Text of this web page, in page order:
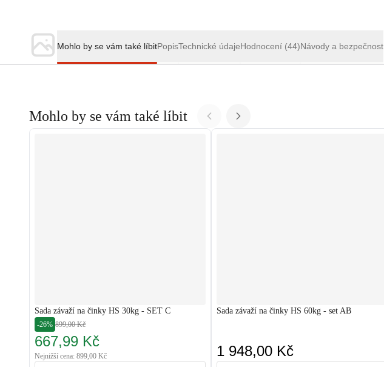
Mohlo by se vám také líbitPopisTechnické údajeHodnocení (44)Návody a bezpečnost
Mohlo by se vám také líbit
Sada závaží na činky HS 30kg - SET C
-26% 899,00 Kč
667,99 Kč
Nejnižší cena: 899,00 Kč
Sada závaží na činky HS 60kg - set AB
1 948,00 Kč